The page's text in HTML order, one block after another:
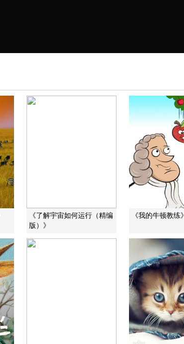
《了解宇宙如何运行（精编
版）》
《我的牛顿教练》